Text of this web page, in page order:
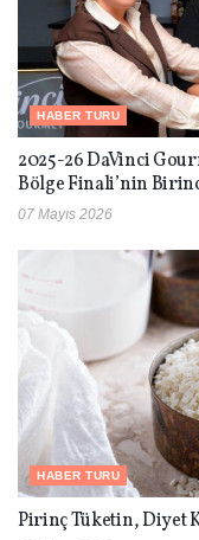
HABER TURU
2025-26 DaVinci
Bölge Finali’nin
07 Mayıs 2026
HABER TURU
Pirinç Tüketin, Diyet